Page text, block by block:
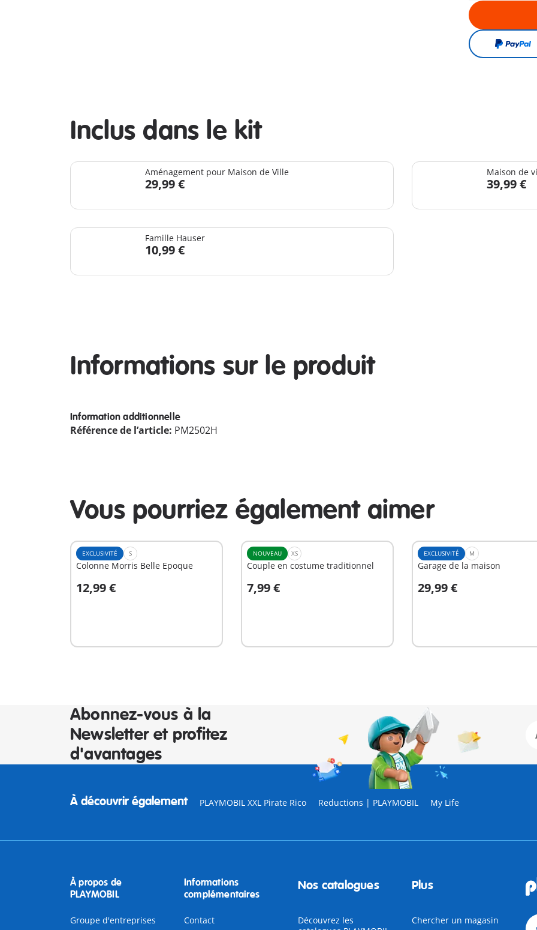
Inclus dans le kit
Aménagement pour Maison de Ville
29,99 €
Maison de
39,99 €
Famille Hauser
10,99 €
Informations sur le produit
Information additionnelle
Référence de l’article: PM2502H
Vous pourriez également aimer
EXCLUSIVITÉ S
Colonne Morris Belle Epoque
12,99 €
Au panier
NOUVEAU XS
Couple en costume traditionnel
7,99 €
Au panier
EXCLUSIVITÉ M
Garage de la maison
29,99 €
Au panier
Abonnez-vous à la
Newsletter et profitez
d'avantages
À découvrir également PLAYMOBIL XXL Pirate Rico Reductions | PLAYMOBIL My Life
À propos de
PLAYMOBIL
Groupe d'entreprises
Informations
complémentaires
Contact
Nos catalogues
Découvrez les
Plus
Chercher un magasin